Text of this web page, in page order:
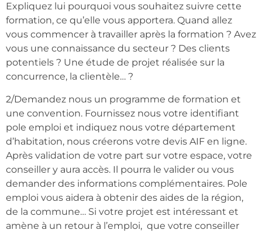
Expliquez lui pourquoi vous souhaitez suivre cette
formation, ce qu’elle vous apportera. Quand allez
vous commencer à travailler après la formation ? Avez
vous une connaissance du secteur ? Des clients
potentiels ? Une étude de projet réalisée sur la
concurrence, la clientèle… ?
2/Demandez nous un programme de formation et
une convention. Fournissez nous votre identifiant
pole emploi et indiquez nous votre département
d’habitation, nous créerons votre devis AIF en ligne.
Après validation de votre part sur votre espace, votre
conseiller y aura accès. Il pourra le valider ou vous
demander des informations complémentaires. Pole
emploi vous aidera à obtenir des aides de la région,
de la commune… Si votre projet est intéressant et
amène à un retour à l’emploi, que votre conseiller